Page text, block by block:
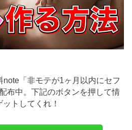
「非モテが1ヶ月以内にセフ
布中。下記のボタンを押して情
ットしてくれ！